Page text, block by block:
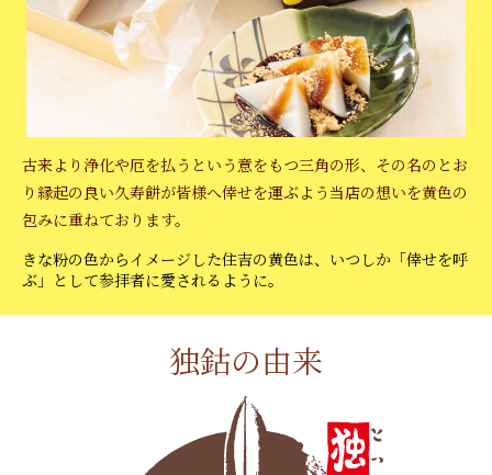
古来より浄化や厄を払うという意をもつ三角の形、その名のとお
り縁起の良い久寿餅が皆様へ倖せを運ぶよう当店の想いを黄色の
包みに重ねております。
きな粉の色からイメージした住吉の黄色は、いつしか「倖せを呼
ぶ」として参拝者に愛されるように。
独鈷の由来